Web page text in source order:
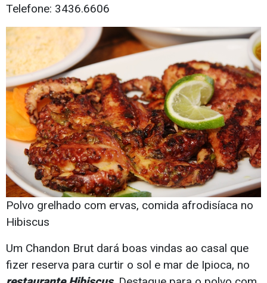
Telefone: 3436.6606
Polvo grelhado com ervas, comida afrodisíaca no
Hibiscus
Um Chandon Brut dará boas vindas ao casal que
fizer reserva para curtir o sol e mar de Ipioca, no